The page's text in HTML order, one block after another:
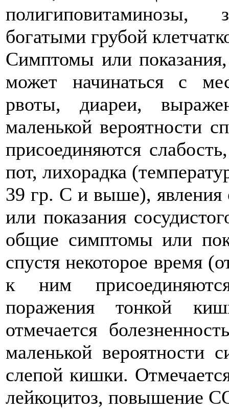
полигиповитаминозы,
богатыми грубой
Симптомы или показания,
может начинаться с
рвоты, диареи,
маленькой вероятности
присоединяются
пот, лихорадка
39 гр. С и выше),
или показания
общие симптомы или
спустя некоторое время
к ним
поражения тонкой
отмечается
маленькой вероятности
слепой кишки.
лейкоцитоз, повышение